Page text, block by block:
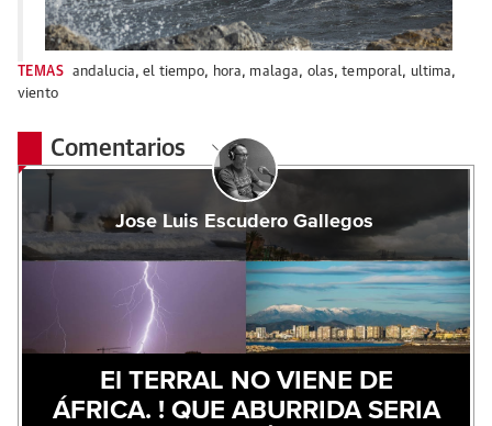
TEMAS andalucia,el tiempo, hora, malaga, olas,temporal, ultima,
viento
Comentarios
Jose Luis Escudero Gallegos
El TERRAL NO VIENE DE
ÁFRICA. ! QUE ABURRIDA SERIA